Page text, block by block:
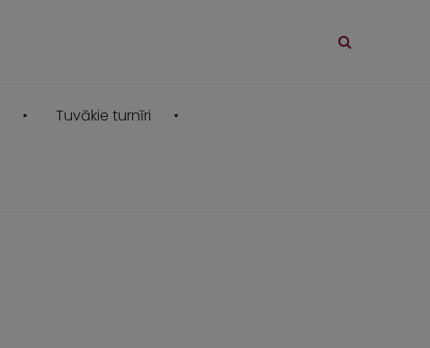
Tuvākie turnīri